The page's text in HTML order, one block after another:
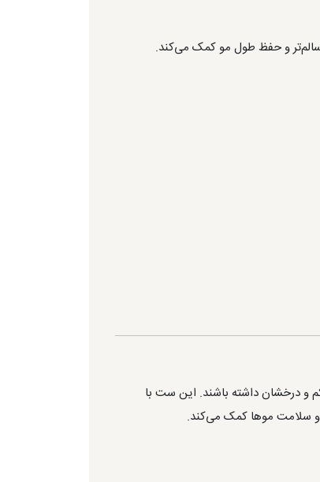
و حفظ طول مو کمک می‌کند.
و درخشان داشته باشند. این ست با
و سلامت موها کمک می‌کند.